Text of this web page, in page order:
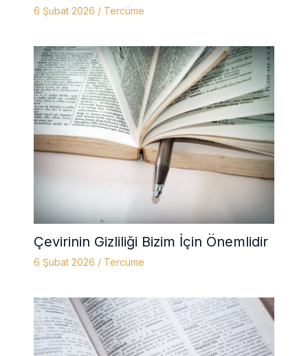
6 Şubat 2026 / Tercüme
Çevirinin Gizliliği Bizim İçin Önemlidir
6 Şubat 2026 / Tercüme